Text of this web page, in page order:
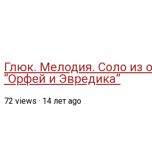
Глюк. Мелодия. Соло из
“Орфей и Эвредика”
72 views · 14 лет ago